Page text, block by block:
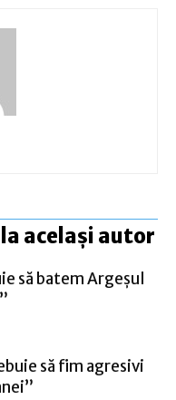
același autor
să batem Argeşul
să fim agresivi